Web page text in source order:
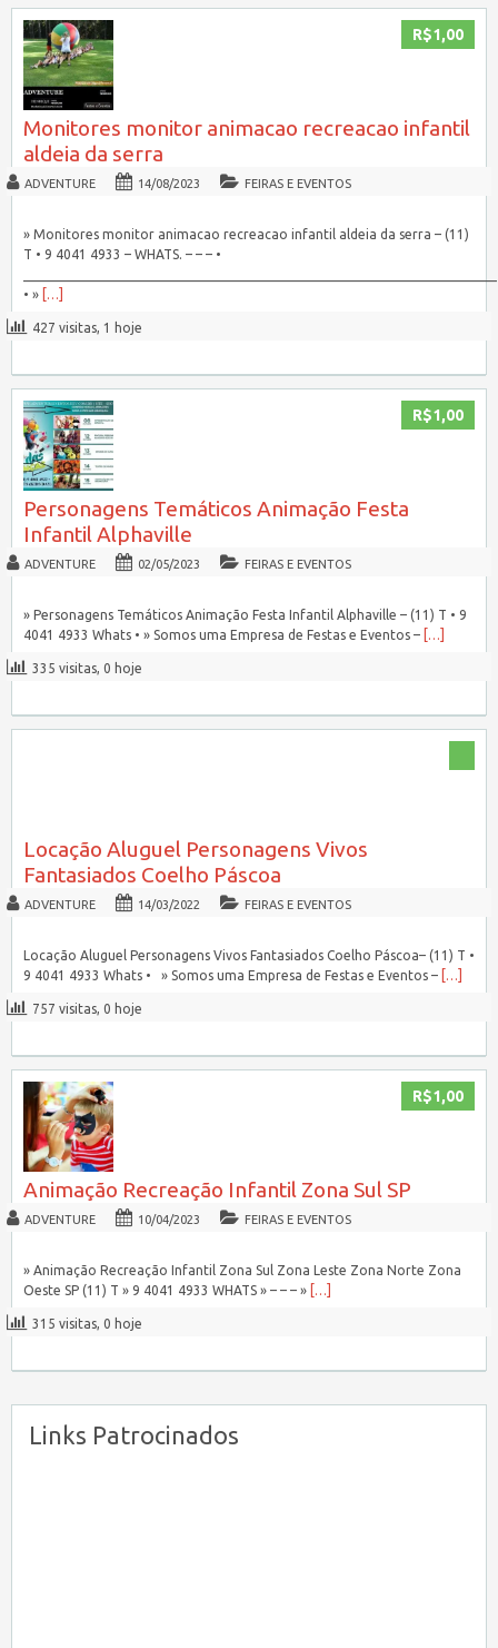
R$1,00
Monitores monitor animacao recreacao infantil
aldeia da serra
ADVENTURE 14/08/2023 FEIRAS E EVENTOS
» Monitores monitor animacao recreacao infantil aldeia da serra – (11)
T • 9 4041 4933 – WHATS. – – – •
• »
[…]
427 visitas, 1 hoje
R$1,00
Personagens Temáticos Animação Festa
Infantil Alphaville
ADVENTURE 02/05/2023 FEIRAS E EVENTOS
» Personagens Temáticos Animação Festa Infantil Alphaville – (11) T • 9
4041 4933 Whats • » Somos uma Empresa de Festas e Eventos –
[…]
335 visitas, 0 hoje
Locação Aluguel Personagens Vivos
Fantasiados Coelho Páscoa
ADVENTURE 14/03/2022 FEIRAS E EVENTOS
Locação Aluguel Personagens Vivos Fantasiados Coelho Páscoa– (11) T •
9 4041 4933 Whats • » Somos uma Empresa de Festas e Eventos –
[…]
757 visitas, 0 hoje
R$1,00
Animação Recreação Infantil Zona Sul SP
ADVENTURE 10/04/2023 FEIRAS E EVENTOS
» Animação Recreação Infantil Zona Sul Zona Leste Zona Norte Zona
Oeste SP (11) T » 9 4041 4933 WHATS » – – – »
[…]
315 visitas, 0 hoje
Links Patrocinados